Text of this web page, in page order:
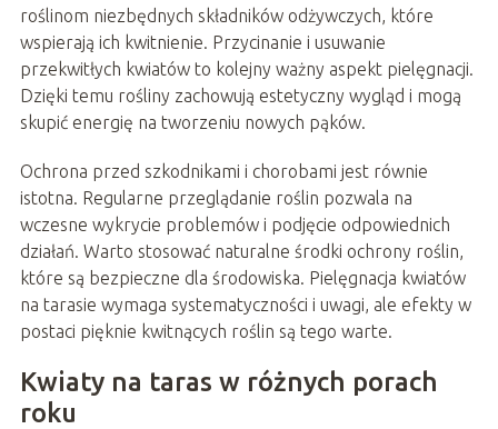
roślinom niezbędnych składników odżywczych, które
wspierają ich kwitnienie. Przycinanie i usuwanie
przekwitłych kwiatów to kolejny ważny aspekt pielęgnacji.
Dzięki temu rośliny zachowują estetyczny wygląd i mogą
skupić energię na tworzeniu nowych pąków.
Ochrona przed szkodnikami i chorobami jest równie
istotna. Regularne przeglądanie roślin pozwala na
wczesne wykrycie problemów i podjęcie odpowiednich
działań. Warto stosować naturalne środki ochrony roślin,
które są bezpieczne dla środowiska. Pielęgnacja kwiatów
na tarasie wymaga systematyczności i uwagi, ale efekty w
postaci pięknie kwitnących roślin są tego warte.
Kwiaty na taras w różnych porach
roku